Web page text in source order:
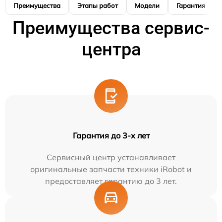
Преимущества Этапы работ Модели Гарантия
Преимущества сервис-
центра
Гарантия до 3-х лет
Сервисный центр устанавливает
оригинальные запчасти техники iRobot и
предоставляет гарантию до 3 лет.